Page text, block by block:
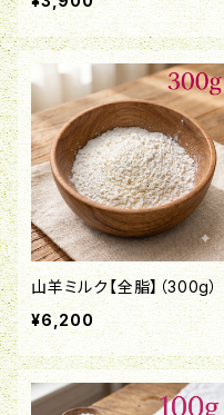
山羊ミルク【全脂】（300g）
¥6,200